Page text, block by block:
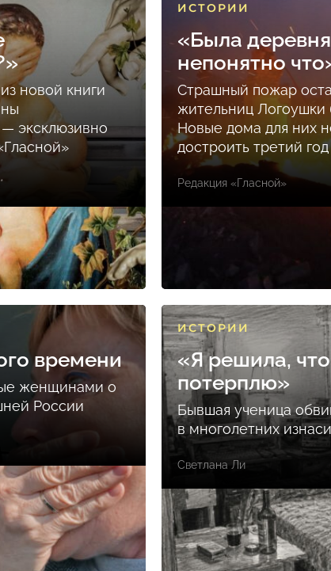
новой книги
эксклюзивно
ИСТОРИИ
«Была
непонятно
Страшный пожар
жительниц Логоушки
Новые дома для них
достроить третий год
Редакция «Гласной»
времени
женщинами о
России
ИСТОРИИ
«Я решила, что
потерплю»
Бывшая ученица
в многолетних
Светлана Ли